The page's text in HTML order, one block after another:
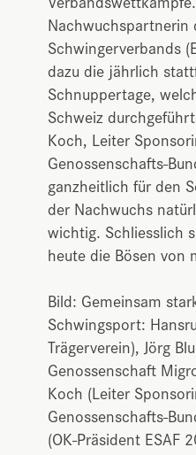
Nachwuchspartnerin
Schwingerverbands
dazu die jährlich
Schnuppertage,
Schweiz
Koch, Leiter
Genossenschafts-
ganzheitlich für den
der Nachwuchs
wichtig. Schliesslich
heute die Bösen von
Bild: Gemeinsam
Schwingsport:
Trägerverein), Jörg
Genossenschaft
Koch (Leiter
Genossenschafts-
(OK-Präsident ESAF